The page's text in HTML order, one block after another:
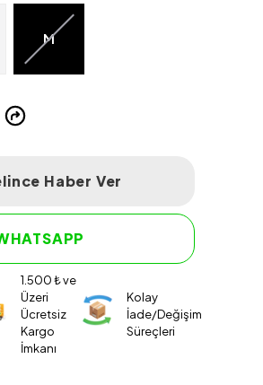
M
Haber Ver
1.500 ₺ ve
Üzeri
Ücretsiz
Kargo
İmkanı
Kolay
İade/Değişim
Süreçleri